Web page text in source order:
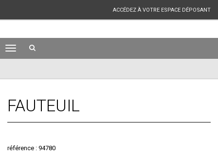
ACCÉDEZ À VOTRE ESPACE DÉPOSANT
FAUTEUIL
référence : 94780